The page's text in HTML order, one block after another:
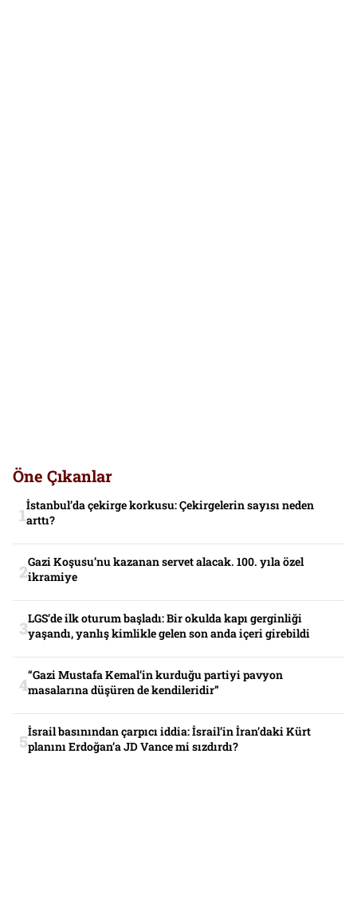
Öne Çıkanlar
İstanbul’da çekirge korkusu: Çekirgelerin sayısı neden
arttı?
Gazi Koşusu’nu kazanan servet alacak. 100. yıla özel
ikramiye
LGS’de ilk oturum başladı: Bir okulda kapı gerginliği
yaşandı, yanlış kimlikle gelen son anda içeri girebildi
“Gazi Mustafa Kemal’in kurduğu partiyi pavyon
masalarına düşüren de kendileridir”
İsrail basınından çarpıcı iddia: İsrail’in İran’daki Kürt
planını Erdoğan’a JD Vance mi sızdırdı?